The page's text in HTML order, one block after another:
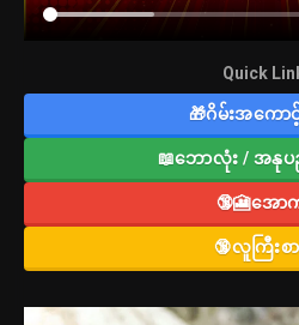
Quick
🎁ဂိမ်းအကော
📖ဘောလုံး / အနု
🔞🎦အော
🔞လူကြီးစ